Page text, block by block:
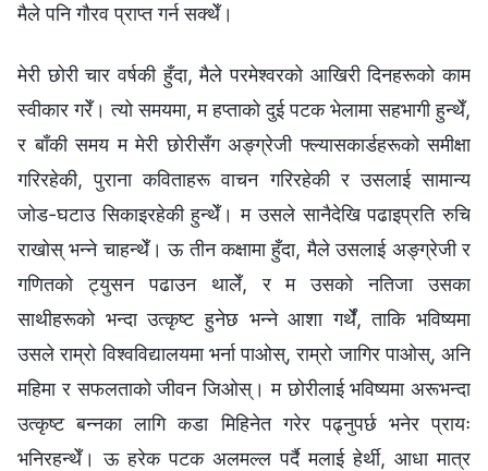
मैले पनि गौरव प्राप्त गर्न सक्थेँ।
मेरी छोरी चार वर्षकी हुँदा, मैले परमेश्‍वरको आखिरी दिनहरूको काम
स्वीकार गरेँ। त्यो समयमा, म हप्ताको दुई पटक भेलामा सहभागी हुन्थेँ,
र बाँकी समय म मेरी छोरीसँग अङ्ग्रेजी फ्ल्यासकार्डहरूको समीक्षा
गरिरहेकी, पुराना कविताहरू वाचन गरिरहेकी र उसलाई सामान्य
जोड-घटाउ सिकाइरहेकी हुन्थेँ। म उसले सानैदेखि पढाइप्रति रुचि
राखोस् भन्ने चाहन्थेँ। ऊ तीन कक्षामा हुँदा, मैले उसलाई अङ्ग्रेजी र
गणितको ट्युसन पढाउन थालेँ, र म उसको नतिजा उसका
साथीहरूको भन्दा उत्कृष्ट हुनेछ भन्ने आशा गर्थेँ, ताकि भविष्यमा
उसले राम्रो विश्वविद्यालयमा भर्ना पाओस्, राम्रो जागिर पाओस्, अनि
महिमा र सफलताको जीवन जिओस्। म छोरीलाई भविष्यमा अरूभन्दा
उत्कृष्ट बन्नका लागि कडा मिहिनेत गरेर पढ्नुपर्छ भनेर प्रायः
भनिरहन्थेँ। ऊ हरेक पटक अलमल्ल पर्दै मलाई हेर्थी, आधा मात्र